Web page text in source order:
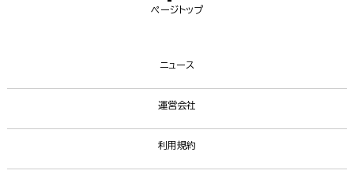
ページトップ
ニュース
運営会社
利用規約